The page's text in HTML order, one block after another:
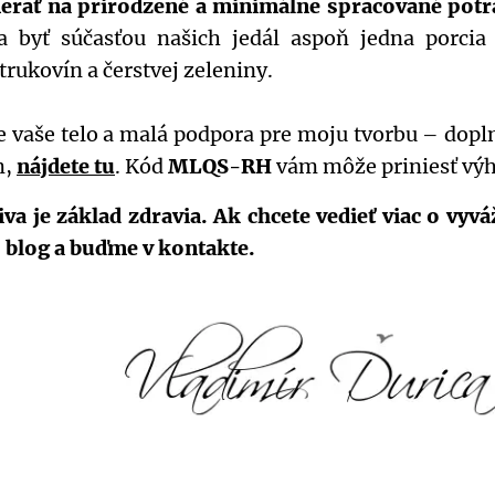
na prirodzené a minimálne spracované
byť súčasťou našich jedál aspoň jedna porcia
a čerstvej zeleniny.
vaše telo a malá podpora pre moju tvorbu –
nájdete tu. KódMLQS-RHvám môže priniesť
je základ zdravia. Ak chcete vedieť viac o
a buďme v kontakte.